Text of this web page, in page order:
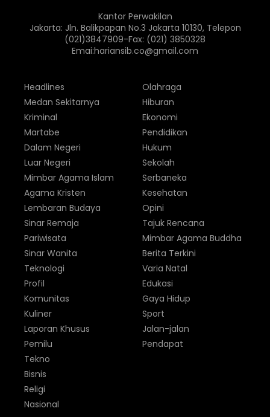
Kantor Perwakilan
Jakarta: Jln. Balikpapan No.3 Jakarta 10130, Telepon
(021)3847909-Fax: (021) 3850328
Emai:hariansib.co@gmail.com
Headlines
Medan Sekitarnya
Kriminal
Martabe
Dalam Negeri
Luar Negeri
Olahraga
Hiburan
Ekonomi
Pendidikan
Hukum
Sekolah
Mimbar Agama Islam
Agama Kristen
Lembaran Budaya
Sinar Remaja
Pariwisata
Sinar Wanita
Serbaneka
Kesehatan
Opini
Tajuk Rencana
Mimbar Agama Buddha
Berita Terkini
Teknologi
Profil
Komunitas
Kuliner
Laporan Khusus
Pemilu
Varia Natal
Edukasi
Gaya Hidup
Sport
Jalan-jalan
Pendapat
Tekno
Bisnis
Religi
Nasional